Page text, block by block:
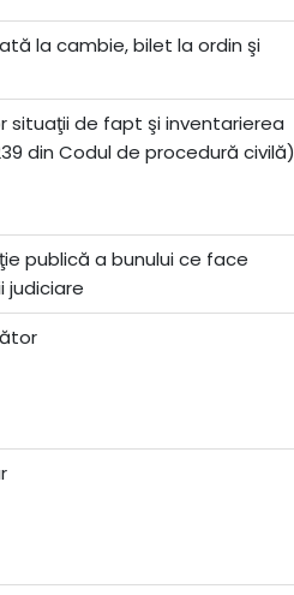
la cambie, bilet la ordin şi
situaţii de fapt şi inventarierea
din Codul de procedură civilă)
publică a bunului ce face
judiciare